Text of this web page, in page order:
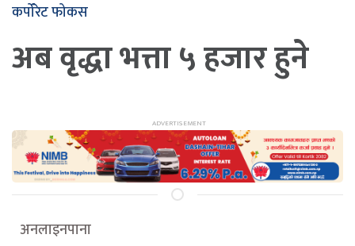
कर्पोरेट फोकस
अब वृद्धा भत्ता ५ हजार हुने
अनलाइनपाना